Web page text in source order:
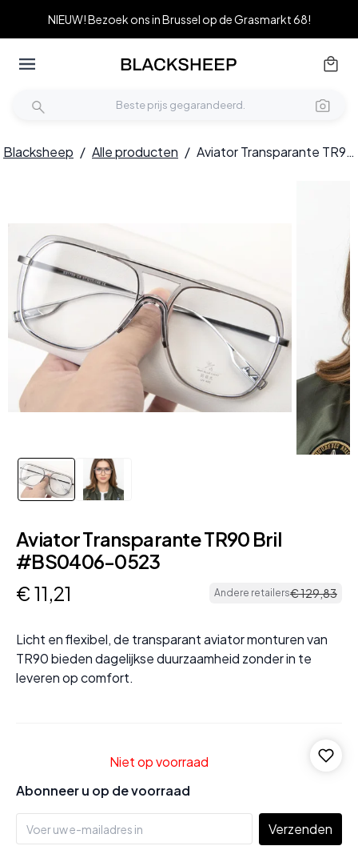
NIEUW! Bezoek ons in Brussel op de Grasmarkt 68!
Blacksheep / Alle producten / Aviator Transparante TR90 Bril #BS0406-0523
Aviator Transparante TR90 Bril
#BS0406-0523
€ 11,21 Andere retailers€129,83
Licht en flexibel, de transparant aviator monturen van
TR90 bieden dagelijkse duurzaamheid zonder in te
leveren op comfort.
Niet op voorraad
Abonneer u op de voorraad
Verzenden